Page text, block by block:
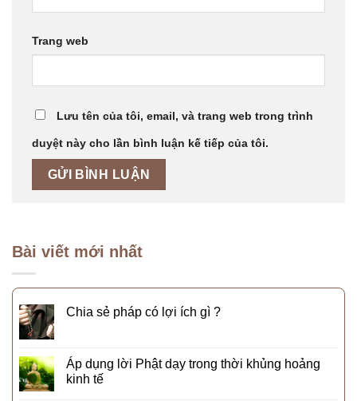
Trang web
Lưu tên của tôi, email, và trang web trong trình
duyệt này cho lần bình luận kế tiếp của tôi.
Bài viết mới nhất
Chia sẻ pháp có lợi ích gì ?
Áp dụng lời Phật dạy trong thời khủng hoảng
kinh tế